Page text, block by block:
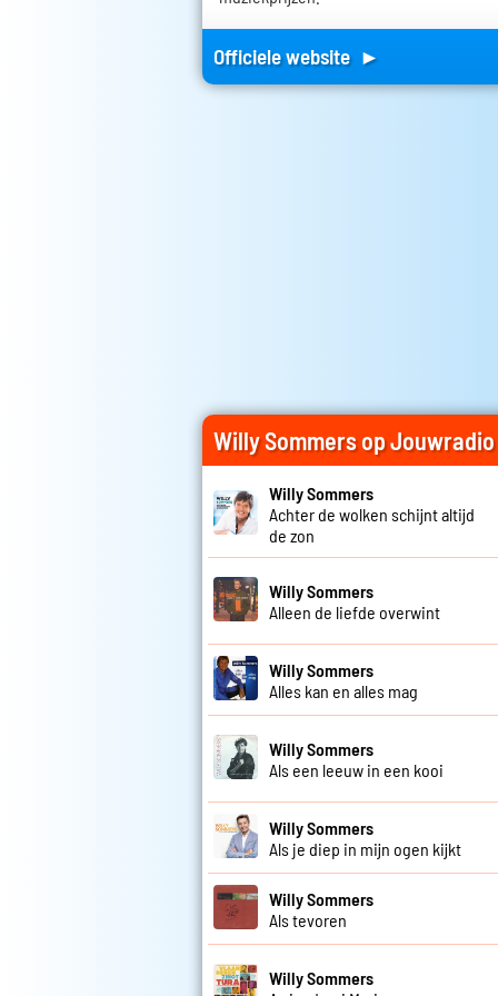
Officiele website ►
Willy Sommers op Jouwradio
Willy Sommers
Achter de wolken schijnt altijd
de zon
Willy Sommers
Alleen de liefde overwint
Willy Sommers
Alles kan en alles mag
Willy Sommers
Als een leeuw in een kooi
Willy Sommers
Als je diep in mijn ogen kijkt
Willy Sommers
Als tevoren
Willy Sommers